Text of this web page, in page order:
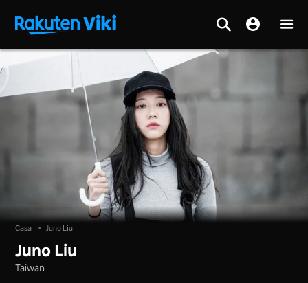
Casa > Juno Liu
Juno Liu
Taiwan